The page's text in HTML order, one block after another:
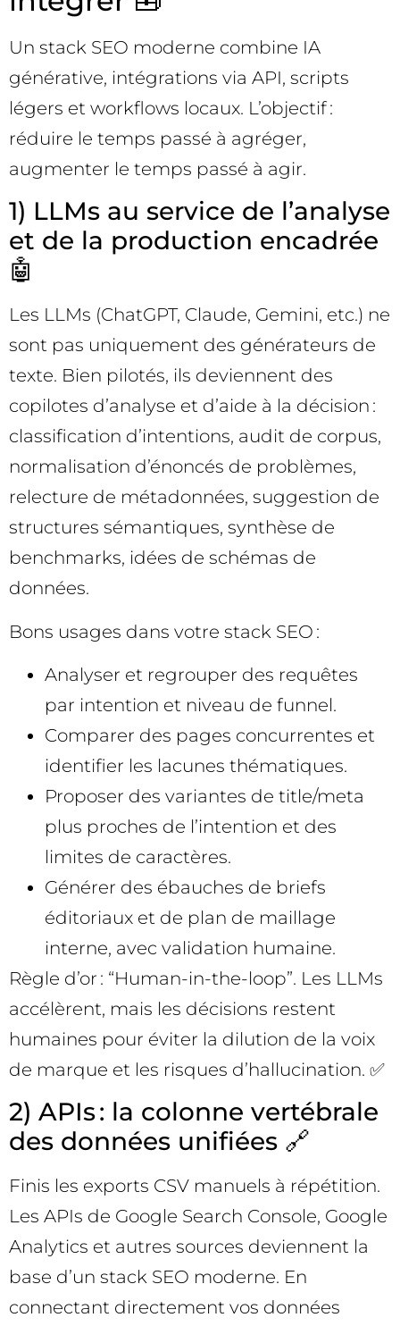
Un stack SEO moderne combine IA
générative, intégrations via API, scripts
légers et workflows locaux. L’objectif :
réduire le temps passé à agréger,
augmenter le temps passé à agir.
1) LLMs au service de l’analyse
et de la production encadrée
🤖
Les LLMs (ChatGPT, Claude, Gemini, etc.) ne
sont pas uniquement des générateurs de
texte. Bien pilotés, ils deviennent des
copilotes d’analyse et d’aide à la décision :
classification d’intentions, audit de corpus,
normalisation d’énoncés de problèmes,
relecture de métadonnées, suggestion de
structures sémantiques, synthèse de
benchmarks, idées de schémas de
données.
Bons usages dans votre stack SEO :
Analyser et regrouper des requêtes
par intention et niveau de funnel.
Comparer des pages concurrentes et
identifier les lacunes thématiques.
Proposer des variantes de title/meta
plus proches de l’intention et des
limites de caractères.
Générer des ébauches de briefs
éditoriaux et de plan de maillage
interne, avec validation humaine.
Règle d’or : “Human-in-the-loop”. Les LLMs
accélèrent, mais les décisions restent
humaines pour éviter la dilution de la voix
de marque et les risques d’hallucination. ✅
2) APIs : la colonne vertébrale
des données unifiées 🔗
Finis les exports CSV manuels à répétition.
Les APIs de Google Search Console, Google
Analytics et autres sources deviennent la
base d’un stack SEO moderne. En
connectant directement vos données